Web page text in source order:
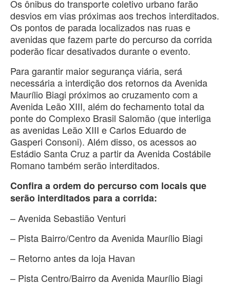
Os ônibus do transporte coletivo urbano farão
desvios em vias próximas aos trechos interditados.
Os pontos de parada localizados nas ruas e
avenidas que fazem parte do percurso da corrida
poderão ficar desativados durante o evento.
Para garantir maior segurança viária, será
necessária a interdição dos retornos da Avenida
Maurílio Biagi próximos ao cruzamento com a
Avenida Leão XIII, além do fechamento total da
ponte do Complexo Brasil Salomão (que interliga
as avenidas Leão XIII e Carlos Eduardo de
Gasperi Consoni). Além disso, os acessos ao
Estádio Santa Cruz a partir da Avenida Costábile
Romano também serão interditados.
Confira a ordem do percurso com locais que
serão interditados para a corrida:
– Avenida Sebastião Venturi
– Pista Bairro/Centro da Avenida Maurílio Biagi
– Retorno antes da loja Havan
– Pista Centro/Bairro da Avenida Maurílio Biagi